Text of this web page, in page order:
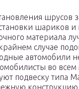
шрусов
шариков и
материала
случае
автомобили
во всем
подвеску типа